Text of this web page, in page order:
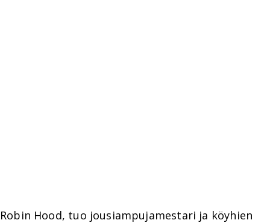
Robin Hood, tuo jousiampujamestari ja köyhien